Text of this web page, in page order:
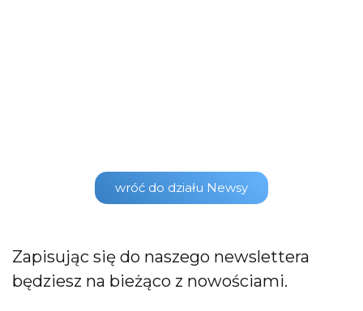
wróć do działu Newsy
Zapisując się do naszego newslettera
będziesz na bieżąco z nowościami.